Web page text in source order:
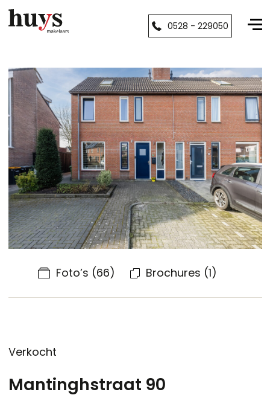
0528 - 229050
Foto’s (66) Brochures (1)
Verkocht
Mantinghstraat 90